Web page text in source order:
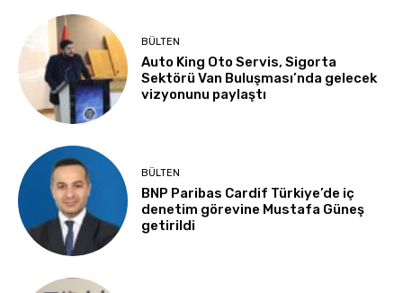
BÜLTEN
Auto King Oto Servis, Sigorta
Sektörü Van Buluşması’nda gelecek
vizyonunu paylaştı
BÜLTEN
BNP Paribas Cardif Türkiye’de iç
denetim görevine Mustafa Güneş
getirildi